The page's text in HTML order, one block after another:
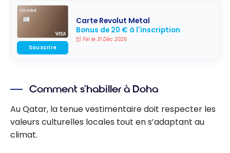
Carte Revolut Metal
Bonus de 20 € à l'inscription
Fin le 31 Déc 2026
Souscrire
Comment s’habiller à Doha
Au Qatar, la tenue vestimentaire doit respecter les
valeurs culturelles locales tout en s’adaptant au
climat.